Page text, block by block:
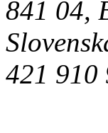
841 04,
421 910